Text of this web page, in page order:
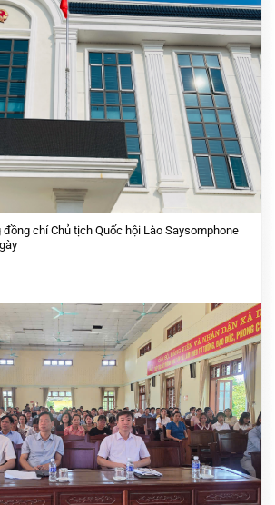
chí Chủ tịch Quốc hội Lào Saysomphone